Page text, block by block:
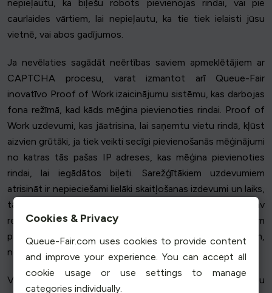
nepieļautu, ka biļešu robots pievienojas rindai, vai pie
caurlaides vārtiem, lai nepieļautu, ka tie tiek ielaisti jūsu
vietnē, vai abos gadījumos.
Ja nevēlaties sagādāt neērtības saviem apmeklētājiem ar
CAPTCHA procesu, varat izmantot arī Queue-Fair
inovatīvo Proof of Work izaicinājumu sistēmu, kas darbojas
fona režīmā, kad kāds mēģina pievienoties rindai. Proof of
Work uzdevumi, kas jāatrisina, lai saņemtu vietu rindā, kļūst
aizvien grūtāki, ja tiek veikti secīgi pievienošanās mēģinājumi
no katras tās pašas IP adreses, kas mēģina pievienoties
rindai, lai iegādātos biļeti. Sarežģītākiem uzdevumiem
atrisināt ir nepieciešami lielāki skaitļošanas izdevumi un laiks,
tāpēc "Proof of Work" dēļ nevienam biļešu botam nav
rentabli pievienoties rindai vai pirkt biļetes uz dzīviem
pasākumiem lielā skaitā, tāpēc jūs piepildāt rindu ar faniem,
nevis botiem.
Varat arī iestatīt maksimālo pievienošanās gadījumu skaitu
Cookies & Privacy
Queue-Fair.com uses cookies to provide content
and improve your experience. You can accept all
cookie usage or use settings to manage
categories individually.